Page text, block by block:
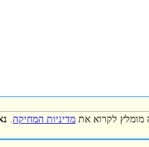
מומלץ לקרוא את מדיניות המחיקה.